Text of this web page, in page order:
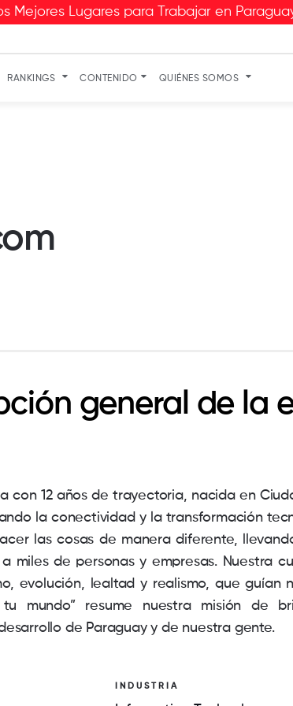
Mejores Lugares para Trabajar en
RANKINGS CONTENIDO QUIÉNES SOMOS
general de la
con 12 años de trayectoria, nacida en
la conectividad y la transformación
las cosas de manera diferente,
miles de personas y empresas. Nuestra
evolución, lealtad y realismo, que guían
mundo” resume nuestra misión de
de Paraguay y de nuestra gente.
INDUSTRIA